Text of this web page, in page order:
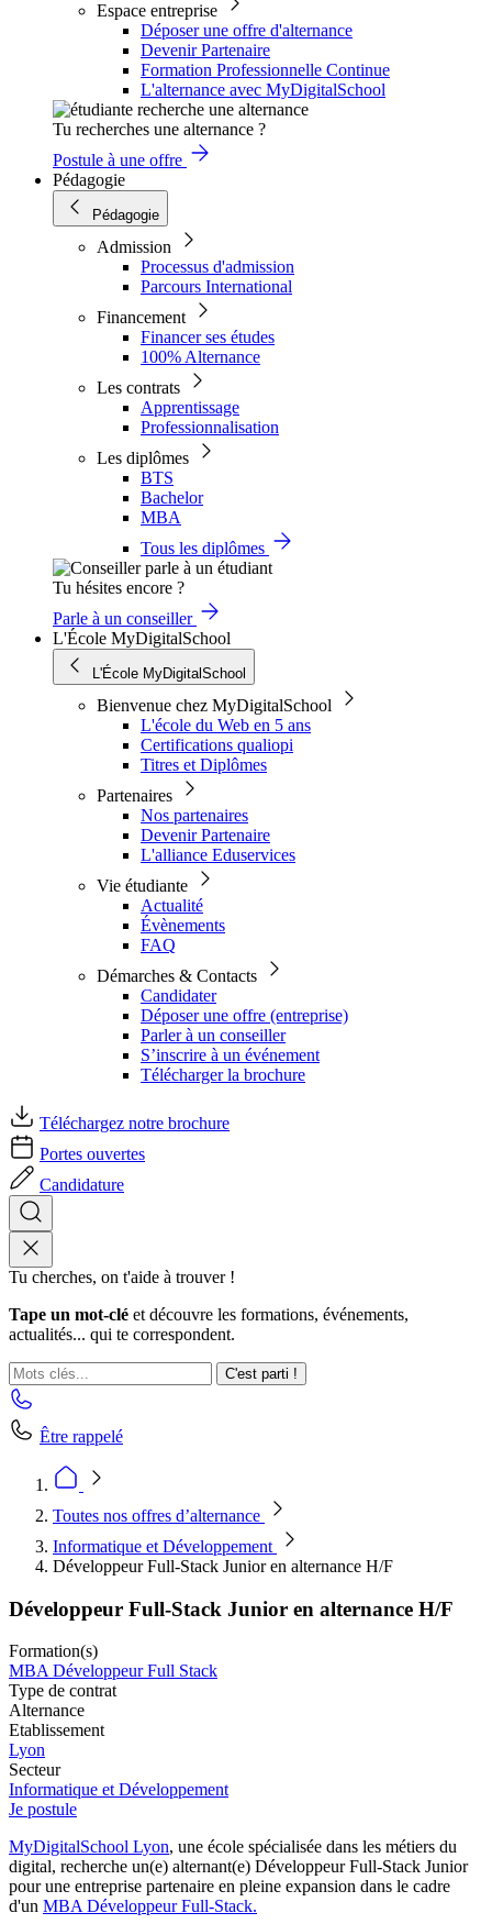
Espace entreprise
Déposer une offre d'alternance
Devenir Partenaire
Formation Professionnelle Continue
L'alternance avec MyDigitalSchool
Tu recherches une alternance ?
Postule à une offre
Pédagogie
Pédagogie
Admission
Processus d'admission
Parcours International
Financement
Financer ses études
100% Alternance
Les contrats
Apprentissage
Professionnalisation
Les diplômes
BTS
Bachelor
MBA
Tous les diplômes
Tu hésites encore ?
Parle à un conseiller
L'École MyDigitalSchool
L'École MyDigitalSchool
Bienvenue chez MyDigitalSchool
L'école du Web en 5 ans
Certifications qualiopi
Titres et Diplômes
Partenaires
Nos partenaires
Devenir Partenaire
L'alliance Eduservices
Vie étudiante
Actualité
Évènements
FAQ
Démarches & Contacts
Candidater
Déposer une offre (entreprise)
Parler à un conseiller
S’inscrire à un événement
Télécharger la brochure
Téléchargez notre brochure
Portes ouvertes
Candidature
Tu cherches, on t'aide à trouver !
Tape un mot-clé et découvre les formations, événements,
actualités... qui te correspondent.
C'est parti !
Être rappelé
Toutes nos offres d’alternance
Informatique et Développement
Développeur Full-Stack Junior en alternance H/F
Développeur Full-Stack Junior en alternance H/F
Formation(s)
MBA Développeur Full Stack
Type de contrat
Alternance
Etablissement
Lyon
Secteur
Informatique et Développement
Je postule
MyDigitalSchool Lyon, une école spécialisée dans les métiers du
digital, recherche un(e) alternant(e) Développeur Full-Stack Junior
pour une entreprise partenaire en pleine expansion dans le cadre
d'un MBA Développeur Full-Stack.